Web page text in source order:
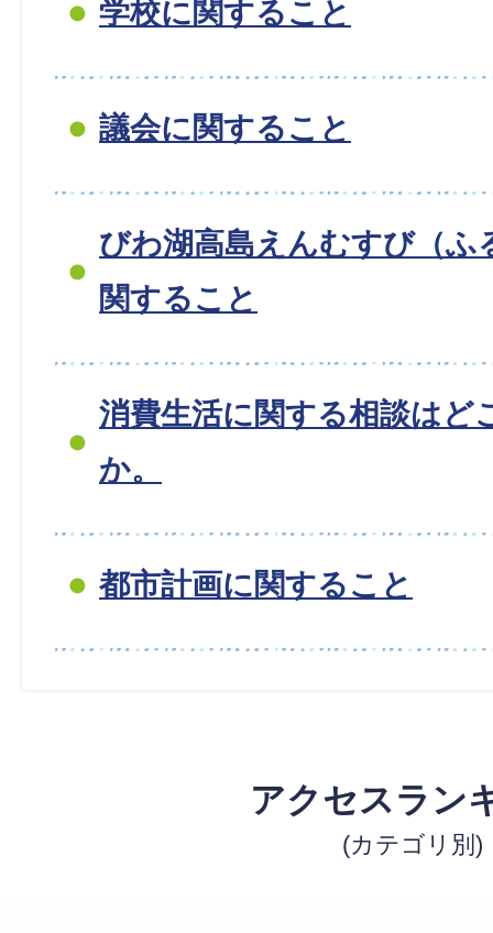
学校に関すること
議会に関すること
びわ湖高島えんむすび（ふ
関すること
消費生活に関する相談はど
か。
都市計画に関すること
アクセスラン
(カテゴリ別)